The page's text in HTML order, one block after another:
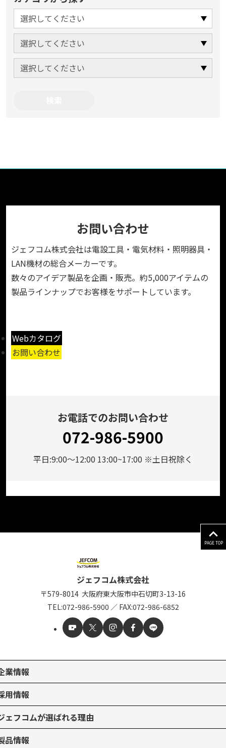
お問い合わせ
ジェフコム株式会社は電設工具・電気材料・照明器具・
LAN機材の総合メーカーです。
数々のアイデア製品を企画・販売。約5,000アイテムの
製品ラインナップでお客様をサポートしています。
Webカタログ
お問い合わせ
お電話でのお問い合わせ
072-986-5900
平日:9:00～12:00 13:00~17:00 ※土日祝除く
PAGE TOP
ジェフコム株式会社
〒579-8014 大阪府東大阪市中石切町3-13-16
TEL:072-986-5900 ／ FAX:072-986-6852
業情報
用情報
ェフコムが選ばれる理由
品情報